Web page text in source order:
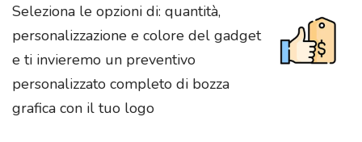
Seleziona le opzioni di: quantità,
personalizzazione e colore del gadget
e ti invieremo un preventivo
personalizzato completo di bozza
grafica con il tuo logo